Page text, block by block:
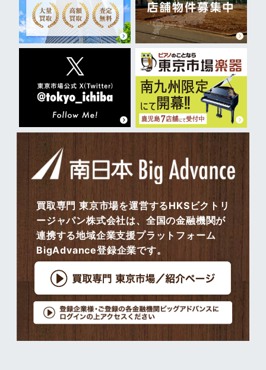
買取専門 東京市場を運営するHKSビクトリ
ージャパン株式会社は、全国の金融機関が
連携する地域企業支援プラットフォーム
BigAdvance登録企業です。